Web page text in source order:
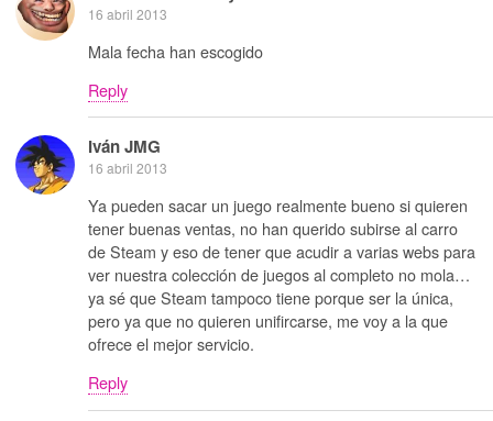
16 abril 2013
Mala fecha han escogido
Reply
Iván JMG
16 abril 2013
Ya pueden sacar un juego realmente bueno si quieren
tener buenas ventas, no han querido subirse al carro
de Steam y eso de tener que acudir a varias webs para
ver nuestra colección de juegos al completo no mola…
ya sé que Steam tampoco tiene porque ser la única,
pero ya que no quieren unifircarse, me voy a la que
ofrece el mejor servicio.
Reply